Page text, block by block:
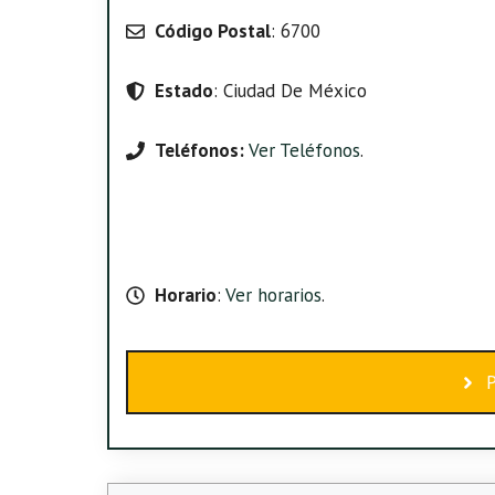
Código Postal: 6700
Estado: Ciudad De México
Teléfonos:Ver Teléfonos.
Horario: Ver horarios.